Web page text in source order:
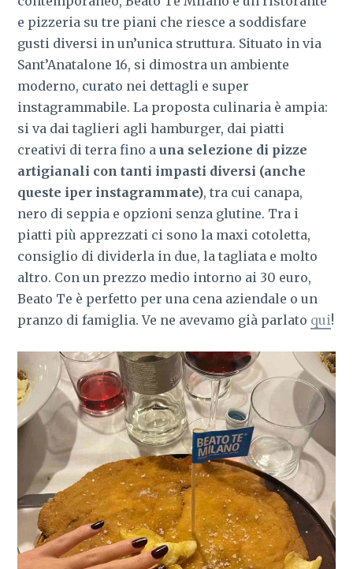
e pizzeria su tre piani che riesce a soddisfare
gusti diversi in un’unica struttura. Situato in via
Sant’Anatalone 16, si dimostra un ambiente
moderno, curato nei dettagli e super
instagrammabile. La proposta culinaria è ampia:
si va dai taglieri agli hamburger, dai piatti
creativi di terra fino auna selezione di pizze
artigianali con tanti impasti diversi (anche
queste iper instagrammate), tra cui canapa,
nero di seppia e opzioni senza glutine. Tra i
piatti più apprezzati ci sono la maxi cotoletta,
consiglio di dividerla in due, la tagliata e molto
altro. Con un prezzo medio intorno ai 30 euro,
Beato Te è perfetto per una cena aziendale o un
pranzo di famiglia. Ve ne avevamo già parlato qui!